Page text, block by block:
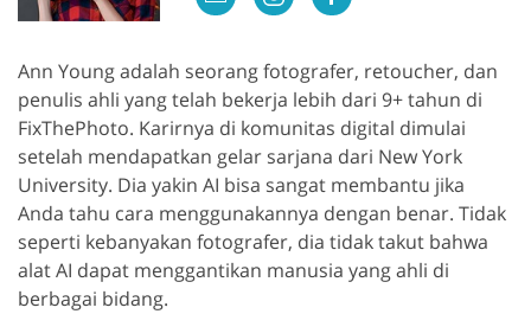
Ann Young adalah seorang fotografer, retoucher, dan
penulis ahli yang telah bekerja lebih dari 9+ tahun di
FixThePhoto. Karirnya di komunitas digital dimulai
setelah mendapatkan gelar sarjana dari New York
University. Dia yakin AI bisa sangat membantu jika
Anda tahu cara menggunakannya dengan benar. Tidak
seperti kebanyakan fotografer, dia tidak takut bahwa
alat AI dapat menggantikan manusia yang ahli di
berbagai bidang.